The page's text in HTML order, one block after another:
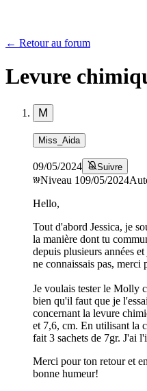
← Retour au forum
Levure
M
Miss_Aida
09/05/2024 Suivre
Niveau 109/05/2024
Hello,
Tout d'abord Jessica, je
la manière dont tu
depuis plusieurs années
ne connaissais pas, merci
Je voulais tester le Molly
bien qu'il faut que je
concernant la levure
et 7,6, cm. En utilisant la
fait 3 sachets de 7gr. J'ai
Merci pour ton retour et
bonne humeur!